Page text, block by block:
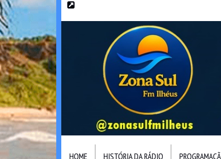
HOME HISTÓRIA DA RÁDIO